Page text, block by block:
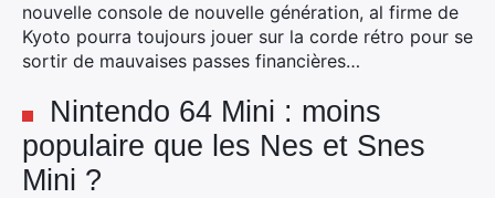
nouvelle console de nouvelle génération, al firme de
Kyoto pourra toujours jouer sur la corde rétro pour se
sortir de mauvaises passes financières…
Nintendo 64 Mini : moins
populaire que les Nes et Snes
Mini ?